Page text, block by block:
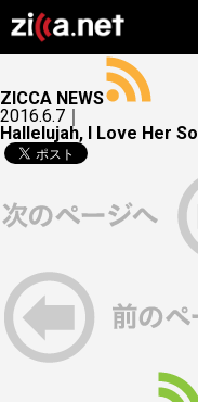
ZICCA NEWS
2016.6.7｜
Hallelujah, I Love Her So